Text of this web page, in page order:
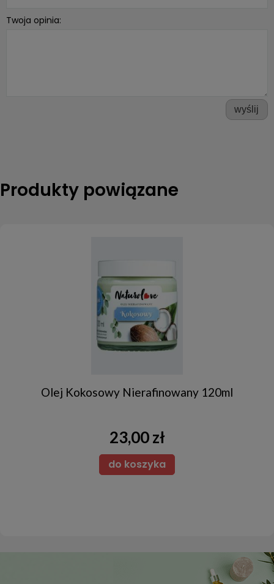
Twoja opinia:
wyślij
Produkty powiązane
Olej Kokosowy Nierafinowany 120ml
23,00 zł
do koszyka